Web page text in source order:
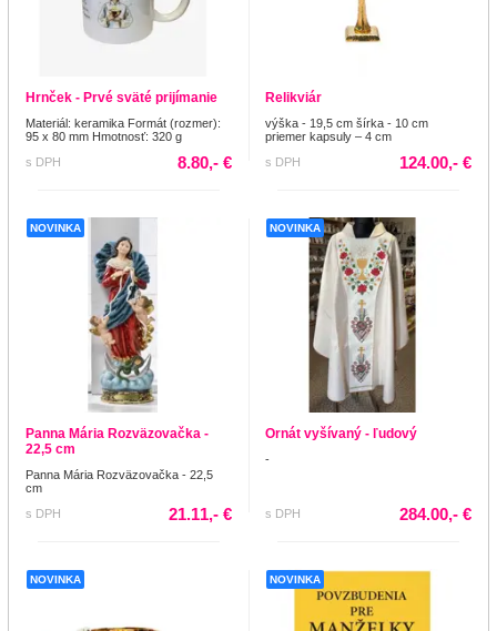
Hrnček - Prvé sväté prijímanie
Materiál: keramika Formát (rozmer):
95 x 80 mm Hmotnosť: 320 g
s DPH
8.80,- €
Relikviár
výška - 19,5 cm šírka - 10 cm
priemer kapsuly – 4 cm
s DPH
124.00,- €
NOVINKA
Panna Mária Rozväzovačka -
22,5 cm
Panna Mária Rozväzovačka - 22,5
cm
s DPH
21.11,- €
NOVINKA
Ornát vyšívaný - ľudový
-
s DPH 284.00,- €
NOVINKA NOVINKA